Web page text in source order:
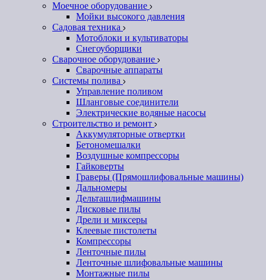
Моечное оборудование
Мойки высокого давления
Садовая техника
Мотоблоки и культиваторы
Снегоуборщики
Сварочное оборудование
Сварочные аппараты
Системы полива
Управление поливом
Шланговые соединители
Электрические водяные насосы
Строительство и ремонт
Аккумуляторные отвертки
Бетономешалки
Воздушные компрессоры
Гайковерты
Граверы (Прямошлифовальные машины)
Дальномеры
Дельташлифмашины
Дисковые пилы
Дрели и миксеры
Клеевые пистолеты
Компрессоры
Ленточные пилы
Ленточные шлифовальные машины
Монтажные пилы